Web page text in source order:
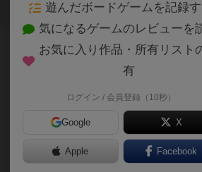
5 3 13
『ワードコンセプ塔』が好きな方への
このゲームのトップページで投票された「プレイ
が近いボードゲームをランキング形式で紹介しま
遊んだボードゲームを記録
気になるゲームのレビューを
お気に入り作品・所有リスト
有
ログイン / 会員登録（10秒）
Google X
Apple Facebook